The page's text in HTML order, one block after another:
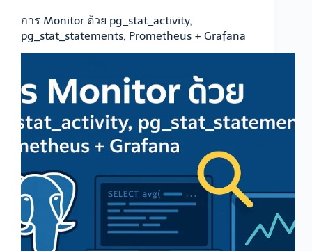
การ Monitor ด้วย pg_stat_activity,
pg_stat_statements, Prometheus + Grafana